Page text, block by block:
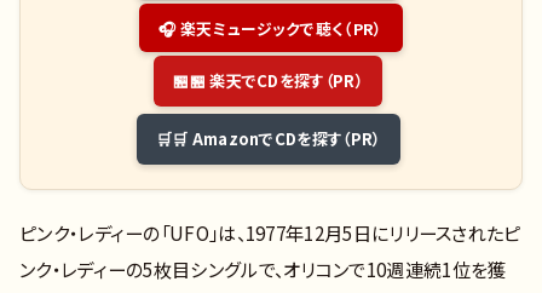
🎧 楽天ミュージックで聴く（PR）
🏪 楽天でCDを探す（PR）
🛒 AmazonでCDを探す（PR）
ピンク・レディーの「UFO」は、1977年12月5日にリリースされたピ
ンク・レディーの5枚目シングルで、オリコンで10週連続1位を獲